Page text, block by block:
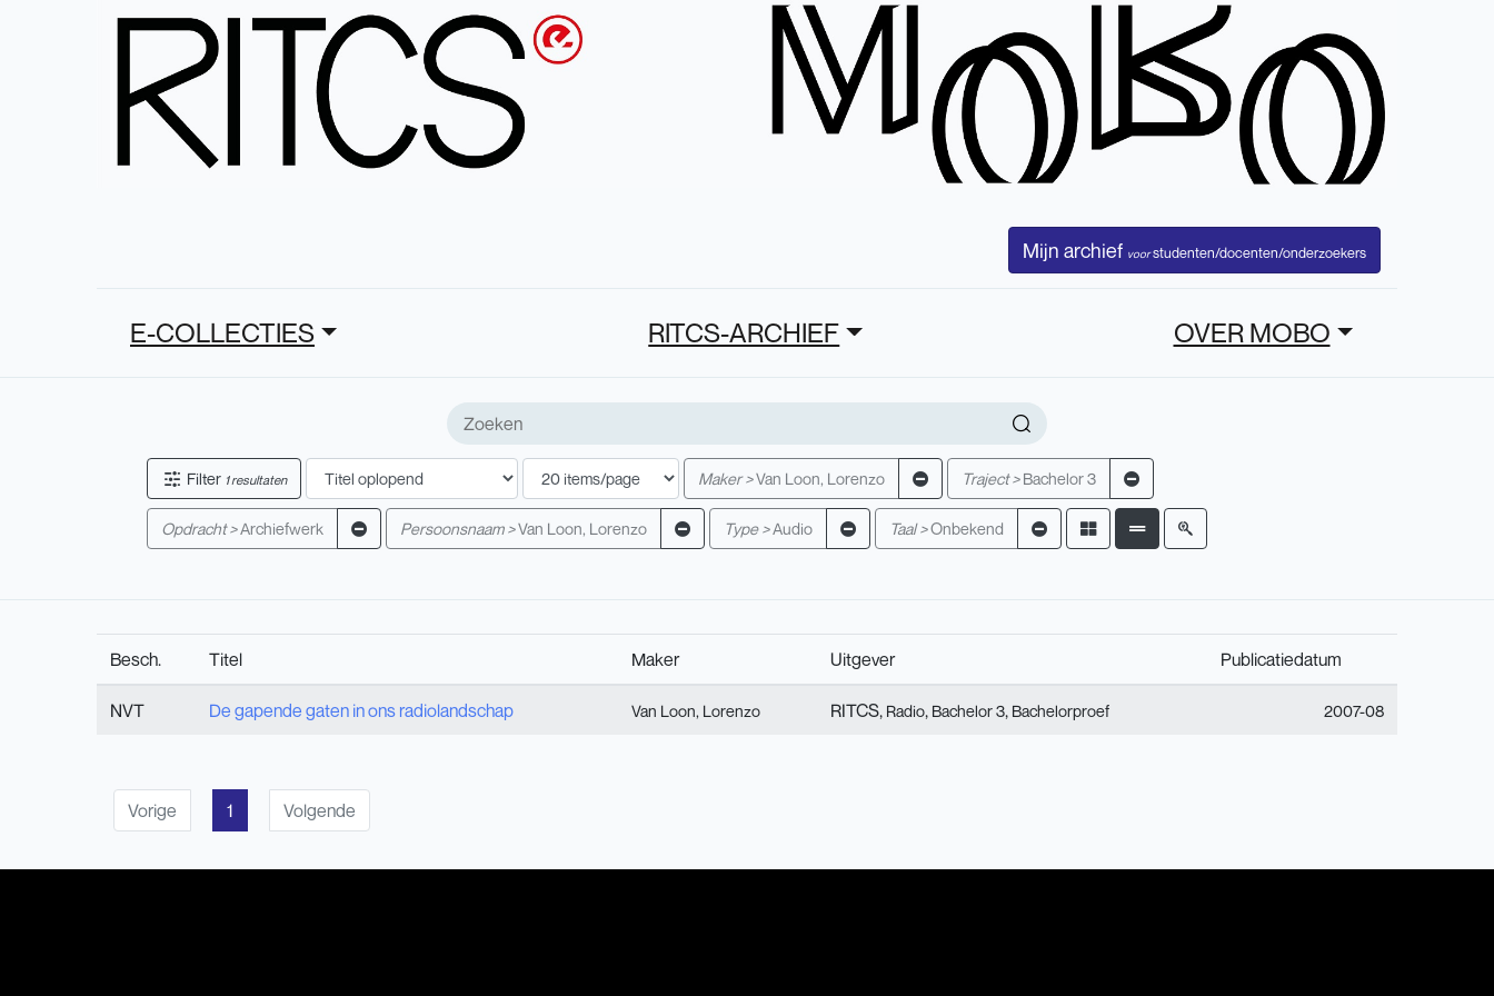
Mijn archief voorstudenten/docenten/onderzoekers
E-COLLECTIES RITCS-ARCHIEF OVER MOBO
Filter 1 resultaten Maker >Van Loon, Lorenzo Traject > Bachelor 3
Opdracht >Archiefwerk Persoonsnaam >Van Loon, Lorenzo Type >Audio Taal >Onbekend
Besch. Titel Maker Uitgever Publicatiedatum
NVT De gapende gaten in ons radiolandschap Van Loon, Lorenzo RITCS, Radio, Bachelor 3, Bachelorproef 2007-08
Vorige 1 Volgende